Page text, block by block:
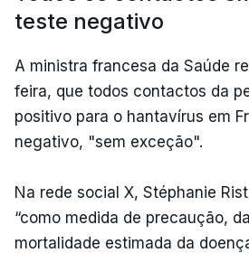
teste negativo
A ministra francesa da Saúde
feira, que todos contactos da
positivo para o hantavírus em
negativo, "sem exceção".
Na rede social X, Stéphanie
“como medida de precaução,
mortalidade estimada da